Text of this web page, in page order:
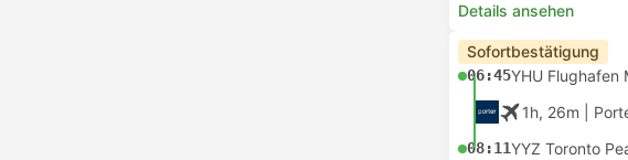
Details ansehen
Sofortbestätigung
06:45YHU Flughafen
1h, 26m |
08:11YYZ Toronto